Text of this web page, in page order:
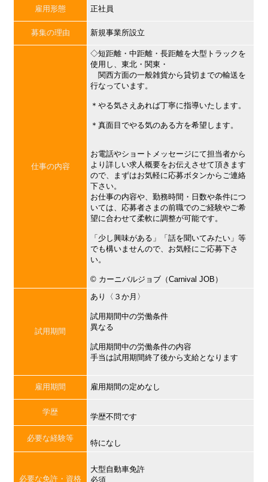
雇用形態 正社員
募集の理由 新規事業所設立
仕事の内容
◇短距離・中距離・長距離を大型トラックを
使用し、東北・関東・
関西方面の一般雑貨から貸切までの輸送を
行なっています。
＊やる気さえあれば丁寧に指導いたします。
＊真面目でやる気のある方を希望します。
お電話やショートメッセージにて担当者から
より詳しい求人概要をお伝えさせて頂きます
ので、まずはお気軽に応募ボタンからご連絡
下さい。
お仕事の内容や、勤務時間・日数や条件につ
いては、応募者さまの前職でのご経験やご希
望に合わせて柔軟に調整が可能です。
「少し興味がある」「話を聞いてみたい」等
でも構いませんので、お気軽にご応募下さ
い。
©︎ カーニバルジョブ（Carnival JOB）
試用期間
あり〈３か月〉
試用期間中の労働条件
異なる
試用期間中の労働条件の内容
手当は試用期間終了後から支給となります
雇用期間 雇用期間の定めなし
学歴
学歴不問です
必要な経験等
特になし
必要な免許・資格
大型自動車免許
必須